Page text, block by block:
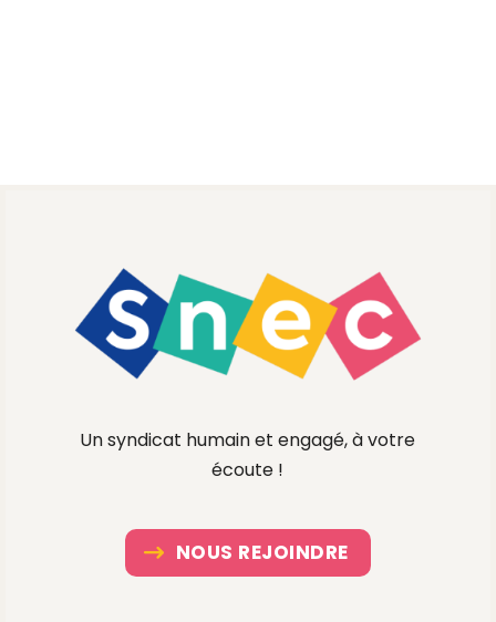
Un syndicat humain et engagé, à votre
écoute !
NOUS REJOINDRE